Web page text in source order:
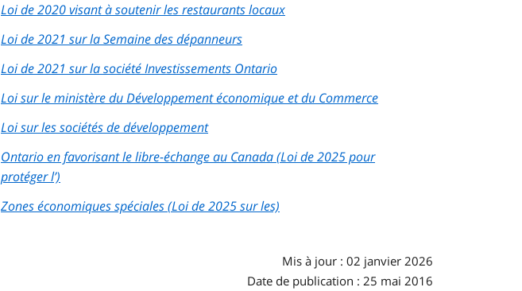
Loi de 2020 visant à soutenir les restaurants locaux
Loi de 2021 sur la Semaine des dépanneurs
Loi de 2021 sur la société Investissements Ontario
Loi sur le ministère du Développement économique et du Commerce
Loi sur les sociétés de développement
Ontario en favorisant le libre-échange au Canada (Loi de 2025 pour
protéger l’)
Zones économiques spéciales (Loi de 2025 sur les)
Mis à jour : 02 janvier 2026
Date de publication : 25 mai 2016